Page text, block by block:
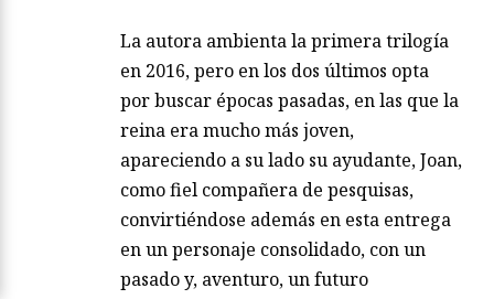
La autora ambienta la primera trilogía
en 2016, pero en los dos últimos opta
por buscar épocas pasadas, en las que la
reina era mucho más joven,
apareciendo a su lado su ayudante, Joan,
como fiel compañera de pesquisas,
convirtiéndose además en esta entrega
en un personaje consolidado, con un
pasado y, aventuro, un futuro